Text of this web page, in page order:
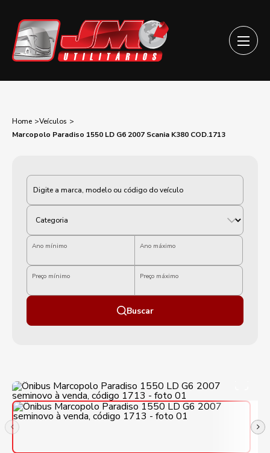
Home
Veículos
Marcopolo Paradiso 1550 LD G6 2007 Scania K380 COD.1713
Categoria
Ano mínimo Ano máximo
Preço mínimo Preço máximo
Buscar